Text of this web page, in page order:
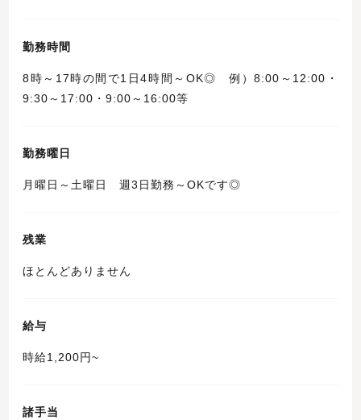
勤務時間
8時～17時の間で1日4時間～OK◎ 例）8:00～12:00・
9:30～17:00・9:00～16:00等
勤務曜日
月曜日～土曜日 週3日勤務～OKです◎
残業
ほとんどありません
給与
時給1,200円~
諸手当